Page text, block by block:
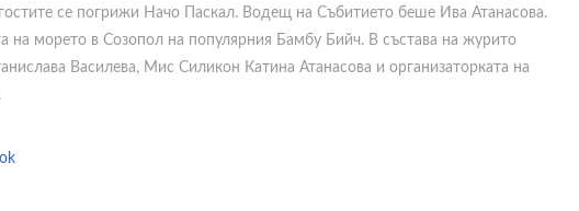
се погрижи Начо Паскал. Водещ на Събитието беше Ива Атанасова.
на морето в Созопол на популярния Бамбу Бийч. В състава на журито
Василева, Мис Силикон Катина Атанасова и организаторката на